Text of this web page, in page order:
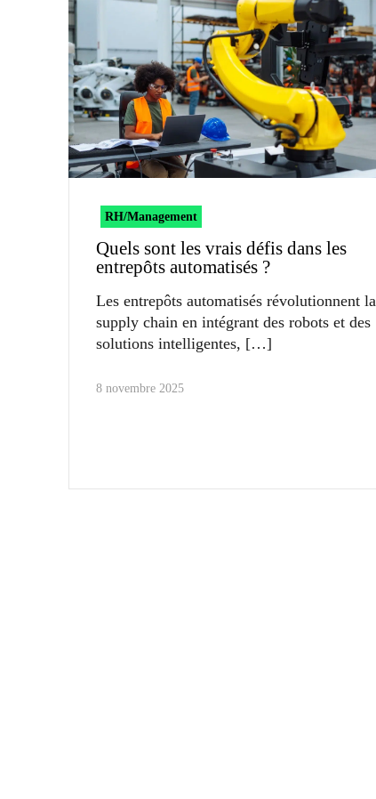
RH/Management
Quels sont les vrais défis dans les
entrepôts automatisés ?
Les entrepôts automatisés révolutionnent la
supply chain en intégrant des robots et des
solutions intelligentes,
8 novembre 2025